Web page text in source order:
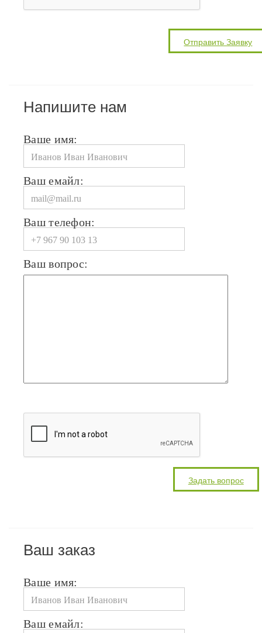
Напишите нам
Ваше имя:
Ваш емайл:
Ваш телефон:
Ваш вопрос:
Ваш заказ
Ваше имя:
Ваш емайл: